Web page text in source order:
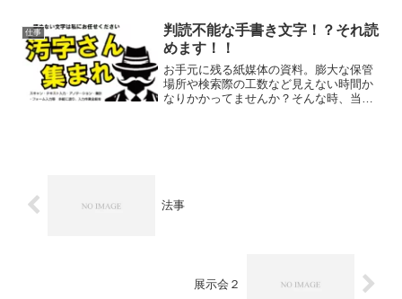
仕事
判読不能な手書き文字！？それ読
めます！！
お手元に残る紙媒体の資料。膨大な保管
場所や検索際の工数など見えない時間か
なりかかってませんか？そんな時、当サ
法事
展示会２